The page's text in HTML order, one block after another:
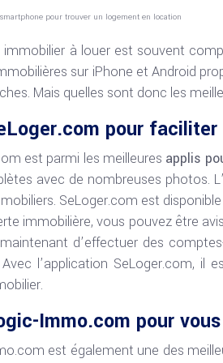
pour trouver un logement en location
immobilier à louer est souvent
sur iPhone et Android
Mais quelles sont donc les
pour
est parmi les meilleures applis
avec de nombreuses photos.
SeLoger.com est
immobilière, vous pouvez être
d’effectuer des
l’application SeLoger.com,
Immo.com pour
est également une des